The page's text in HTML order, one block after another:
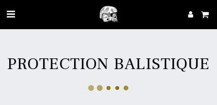
PROTECTION BALISTIQUE